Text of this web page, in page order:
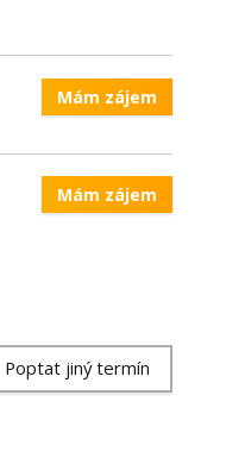
Mám zájem
Mám zájem
Poptat jiný termín